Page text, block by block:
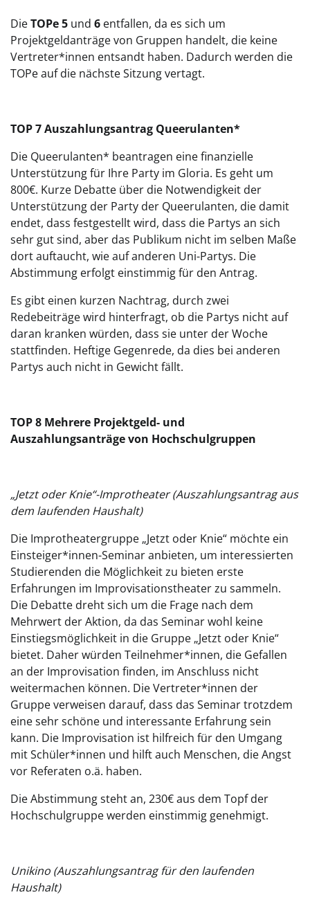
DieTOPe 5 und 6 entfallen, da es sich um
Projektgeldanträge von Gruppen handelt, die keine
Vertreter*innen entsandt haben. Dadurch werden die
TOPe auf die nächste Sitzung vertagt.
TOP 7 Auszahlungsantrag Queerulanten*
Die Queerulanten* beantragen eine finanzielle
Unterstützung für Ihre Party im Gloria. Es geht um
800€. Kurze Debatte über die Notwendigkeit der
Unterstützung der Party der Queerulanten, die damit
endet, dass festgestellt wird, dass die Partys an sich
sehr gut sind, aber das Publikum nicht im selben Maße
dort auftaucht, wie auf anderen Uni-Partys. Die
Abstimmung erfolgt einstimmig für den Antrag.
Es gibt einen kurzen Nachtrag, durch zwei
Redebeiträge wird hinterfragt, ob die Partys nicht auf
daran kranken würden, dass sie unter der Woche
stattfinden. Heftige Gegenrede, da dies bei anderen
Partys auch nicht in Gewicht fällt.
TOP 8 Mehrere Projektgeld- und
Auszahlungsanträge von Hochschulgruppen
„Jetzt oder Knie“-Improtheater (Auszahlungsantrag aus
dem laufenden Haushalt)
Die Improtheatergruppe „Jetzt oder Knie“ möchte ein
Einsteiger*innen-Seminar anbieten, um interessierten
Studierenden die Möglichkeit zu bieten erste
Erfahrungen im Improvisationstheater zu sammeln.
Die Debatte dreht sich um die Frage nach dem
Mehrwert der Aktion, da das Seminar wohl keine
Einstiegsmöglichkeit in die Gruppe „Jetzt oder Knie“
bietet. Daher würden Teilnehmer*innen, die Gefallen
an der Improvisation finden, im Anschluss nicht
weitermachen können. Die Vertreter*innen der
Gruppe verweisen darauf, dass das Seminar trotzdem
eine sehr schöne und interessante Erfahrung sein
kann. Die Improvisation ist hilfreich für den Umgang
mit Schüler*innen und hilft auch Menschen, die Angst
vor Referaten o.ä. haben.
Die Abstimmung steht an, 230€ aus dem Topf der
Hochschulgruppe werden einstimmig genehmigt.
Unikino (Auszahlungsantrag für den laufenden
Haushalt)